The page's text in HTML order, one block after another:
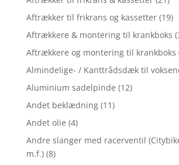
Aftrækker til frikrans og kassetter (19)
Aftrækkere & montering til krankboks
Aftrækkere og montering til krankboks
Almindelige- / Kanttrådsdæk til
Aluminium sadelpinde (12)
Andet beklædning (11)
Andet olie (4)
Andre slanger med racerventil
m.f.) (8)